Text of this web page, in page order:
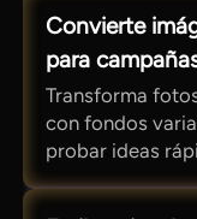
Convierte
para
Transforma
con fondos
probar ideas